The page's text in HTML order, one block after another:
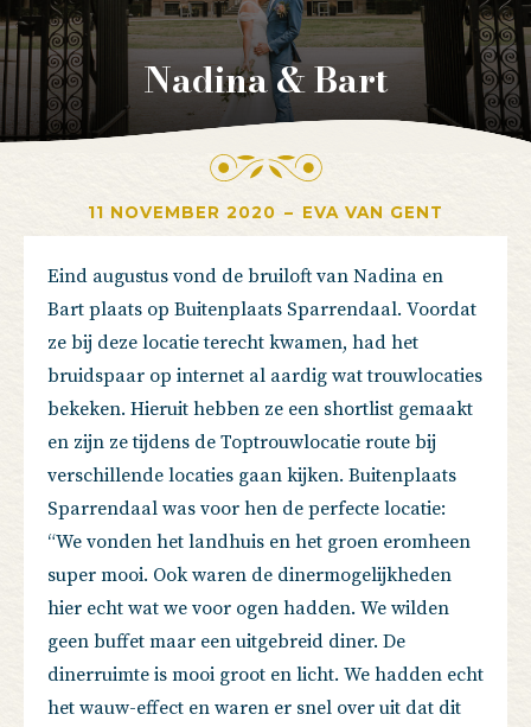
Nadina & Bart
11 NOVEMBER 2020 – EVA VAN GENT
Eind augustus vond de bruiloft van Nadina en
Bart plaats op Buitenplaats Sparrendaal. Voordat
ze bij deze locatie terecht kwamen, had het
bruidspaar op internet al aardig wat trouwlocaties
bekeken. Hieruit hebben ze een shortlist gemaakt
en zijn ze tijdens de Toptrouwlocatie route bij
verschillende locaties gaan kijken. Buitenplaats
Sparrendaal was voor hen de perfecte locatie:
“We vonden het landhuis en het groen eromheen
super mooi. Ook waren de dinermogelijkheden
hier echt wat we voor ogen hadden. We wilden
geen buffet maar een uitgebreid diner. De
dinerruimte is mooi groot en licht. We hadden echt
het wauw-effect en waren er snel over uit dat dit